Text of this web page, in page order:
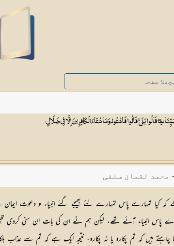
پچھلا صفحہ
قَالُوا بَلَىٰ ۚ قَالُوا فَادْعُوا ۗ وَمَا دُعَاءُ الْكَافِرِينَ إِلَّا فِيضَلَالٍ
محمد لقمان سلفی
کیا تمہارے پاس تمہارے لئے بھیجے گئے انبیاء و دعوت
پاس انبیاء آئے تھے، لیکن ہم نے ان کی بات ان سنی کردی
چاہتے ہیں کہ تم پکارو یا نہ پکارو، نتیجہ ایک ہے کہ تم سے عذاب